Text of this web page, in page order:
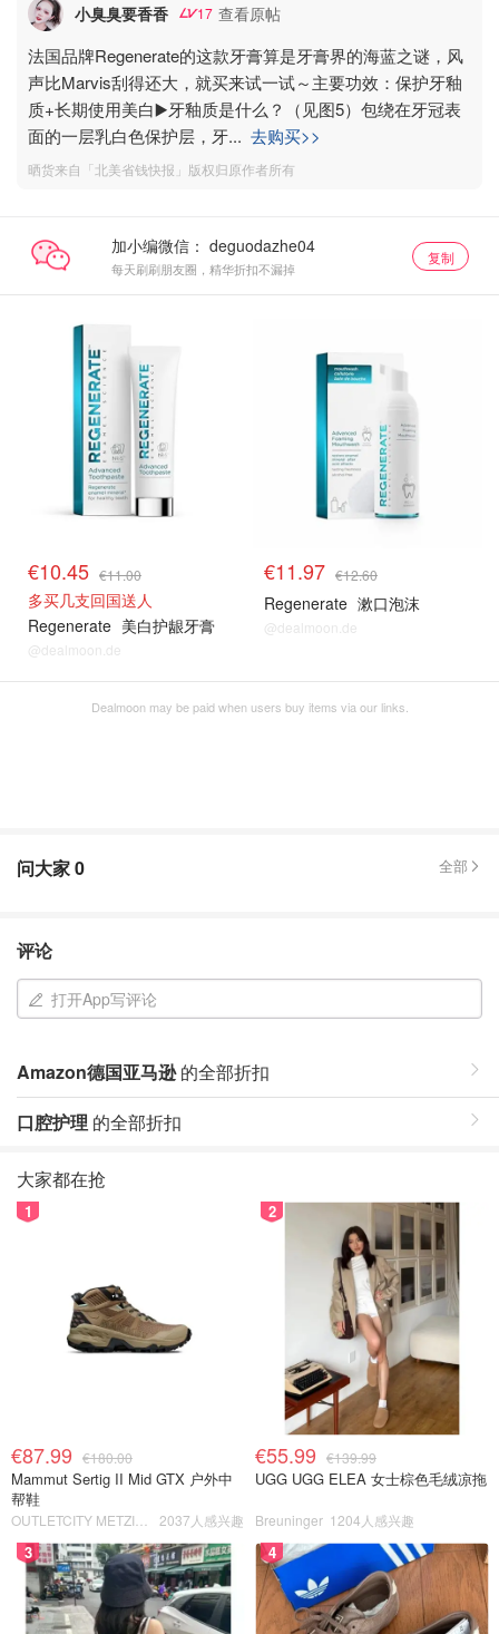
小臭臭要香香 17 查看原帖
法国品牌Regenerate的这款牙膏算是牙膏界的海蓝之谜，风
声比Marvis刮得还大，就买来试一试～主要功效：保护牙釉
质+长期使用美白▶️牙釉质是什么？（见图5）包绕在牙冠表
面的一层乳白色保护层，牙... 去购买>>
晒货来自「北美省钱快报」版权归原作者所有
加小编微信：
每天刷刷朋友圈，精华折扣不漏掉
复制
€10.45 €11.00
多买几支回国送人
Regenerate 美白护龈牙膏
@dealmoon.de
€11.97 €12.60
Regenerate 漱口泡沫
@dealmoon.de
Dealmoon may be paid when users buy items via our links.
问大家0 全部
评论
打开App写评论
Amazon德国亚马逊的全部折扣
口腔护理 的全部折扣
大家都在抢
1
€87.99 €180.00
Mammut Sertig II Mid GTX 户外中
帮鞋
2037人感兴趣
2
€55.99 €139.99
UGG UGG ELEA 女士棕色毛绒凉拖
Breuninger 1204人感兴趣
3 4